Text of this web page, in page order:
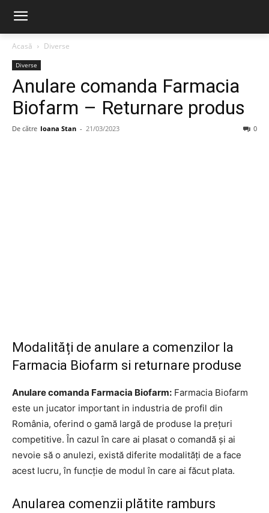
Acasă Diverse
Diverse
Anulare comanda Farmacia
Biofarm – Returnare produs
De către Ioana Stan - 21/03/2023 0
Modalități de anulare a comenzilor la
Farmacia Biofarm si returnare produse
Anulare comanda Farmacia Biofarm: Farmacia Biofarm
este un jucator important in industria de profil din
România, oferind o gamă largă de produse la prețuri
competitive. În cazul în care ai plasat o comandă și ai
nevoie să o anulezi, există diferite modalități de a face
acest lucru, în funcție de modul în care ai făcut plata.
Anularea comenzii plătite ramburs